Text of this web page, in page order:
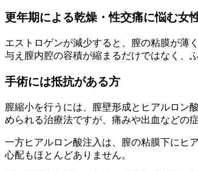
更年期による乾燥・性交痛に悩む女
エストロゲンが減少すると、膣の粘膜が薄
与え膣内腔の容積が縮まるだけではなく、
手術には抵抗がある方
膣縮小を行うには、膣壁形成とヒアルロン
められる治療法ですが、痛みや出血などの
一方ヒアルロン酸注入は、膣の粘膜下にヒ
心配もほとんどありません。